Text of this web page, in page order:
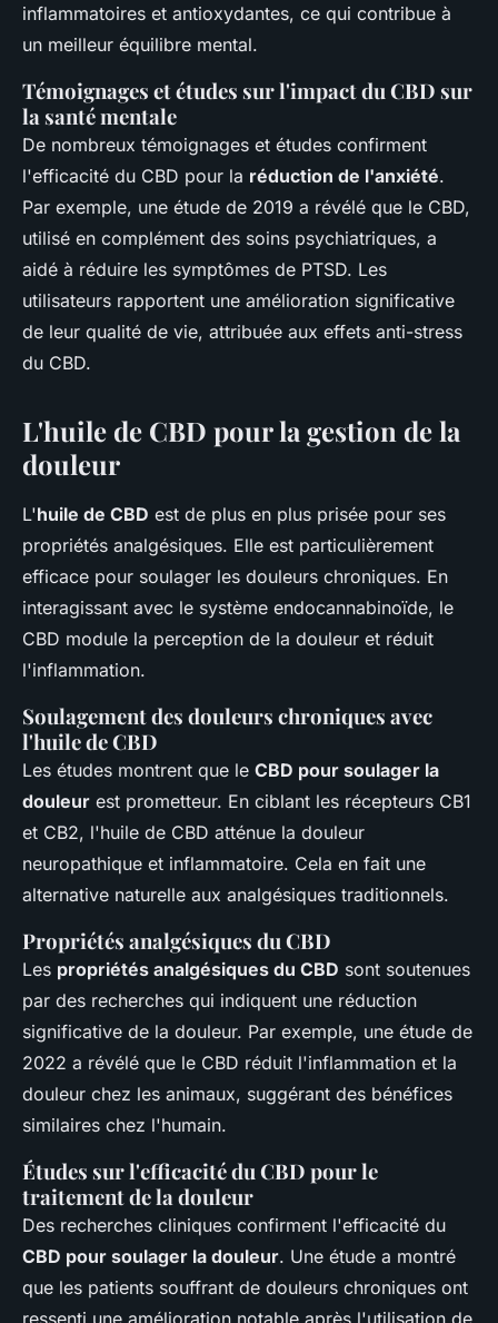
inflammatoires et antioxydantes, ce qui contribue à
un meilleur équilibre mental.
Témoignages et études sur l'impact du CBD sur
la santé mentale
De nombreux témoignages et études confirment
l'efficacité du CBD pour la réduction de l'anxiété.
Par exemple, une étude de 2019 a révélé que le CBD,
utilisé en complément des soins psychiatriques, a
aidé à réduire les symptômes de PTSD. Les
utilisateurs rapportent une amélioration significative
de leur qualité de vie, attribuée aux effets anti-stress
du CBD.
L'huile de CBD pour la gestion de la
douleur
L'huile de CBD est de plus en plus prisée pour ses
propriétés analgésiques. Elle est particulièrement
efficace pour soulager les douleurs chroniques. En
interagissant avec le système endocannabinoïde, le
CBD module la perception de la douleur et réduit
l'inflammation.
Soulagement des douleurs chroniques avec
l'huile de CBD
Les études montrent que le CBD pour soulager la
douleur est prometteur. En ciblant les récepteurs CB1
et CB2, l'huile de CBD atténue la douleur
neuropathique et inflammatoire. Cela en fait une
alternative naturelle aux analgésiques traditionnels.
Propriétés analgésiques du CBD
Les propriétés analgésiques du CBD sont soutenues
par des recherches qui indiquent une réduction
significative de la douleur. Par exemple, une étude de
2022 a révélé que le CBD réduit l'inflammation et la
douleur chez les animaux, suggérant des bénéfices
similaires chez l'humain.
Études sur l'efficacité du CBD pour le
traitement de la douleur
Des recherches cliniques confirment l'efficacité du
CBD pour soulager la douleur. Une étude a montré
que les patients souffrant de douleurs chroniques ont
ressenti une amélioration notable après l'utilisation de